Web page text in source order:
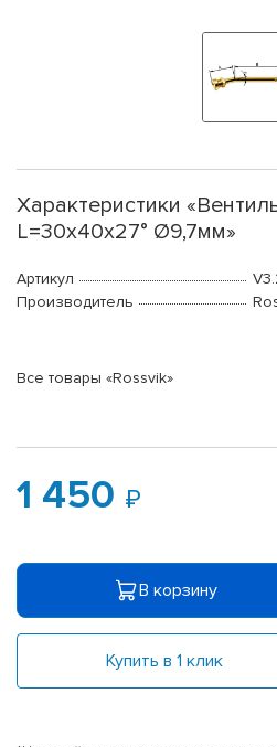
Характеристики
L=30x40x27° Ø9,7мм»
Артикул
Производитель
Все товары «Rossvik»
1 450
В корзину
Купить в 1 клик